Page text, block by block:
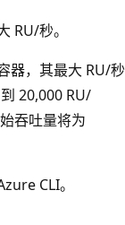
RU/秒。
器，其最大 RU/秒
20,000 RU/
吞吐量将为
CLI。